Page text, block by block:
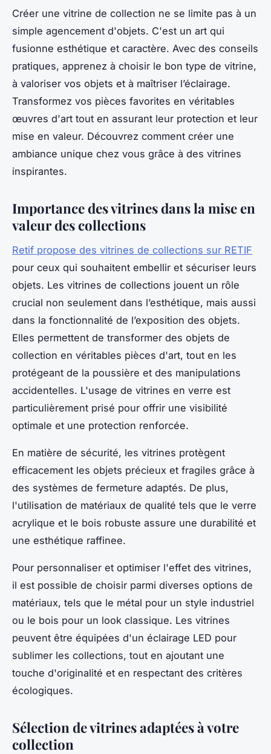
Créer une vitrine de collection ne se limite pas à un
simple agencement d'objets. C'est un art qui
fusionne esthétique et caractère. Avec des conseils
pratiques, apprenez à choisir le bon type de vitrine,
à valoriser vos objets et à maîtriser l’éclairage.
Transformez vos pièces favorites en véritables
œuvres d'art tout en assurant leur protection et leur
mise en valeur. Découvrez comment créer une
ambiance unique chez vous grâce à des vitrines
inspirantes.
Importance des vitrines dans la mise en
valeur des collections
Retif propose des vitrines de collections sur RETIF
pour ceux qui souhaitent embellir et sécuriser leurs
objets. Les vitrines de collections jouent un rôle
crucial non seulement dans l’esthétique, mais aussi
dans la fonctionnalité de l’exposition des objets.
Elles permettent de transformer des objets de
collection en véritables pièces d'art, tout en les
protégeant de la poussière et des manipulations
accidentelles. L'usage de vitrines en verre est
particulièrement prisé pour offrir une visibilité
optimale et une protection renforcée.
En matière de sécurité, les vitrines protègent
efficacement les objets précieux et fragiles grâce à
des systèmes de fermeture adaptés. De plus,
l'utilisation de matériaux de qualité tels que le verre
acrylique et le bois robuste assure une durabilité et
une esthétique raffinee.
Pour personnaliser et optimiser l'effet des vitrines,
il est possible de choisir parmi diverses options de
matériaux, tels que le métal pour un style industriel
ou le bois pour un look classique. Les vitrines
peuvent être équipées d'un éclairage LED pour
sublimer les collections, tout en ajoutant une
touche d'originalité et en respectant des critères
écologiques.
Sélection de vitrines adaptées à votre
collection